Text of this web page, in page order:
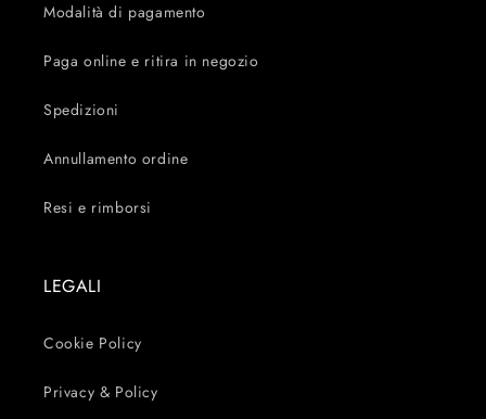
Modalità di pagamento
Paga online e ritira in negozio
Spedizioni
Annullamento ordine
Resi e rimborsi
LEGALI
Cookie Policy
Privacy & Policy